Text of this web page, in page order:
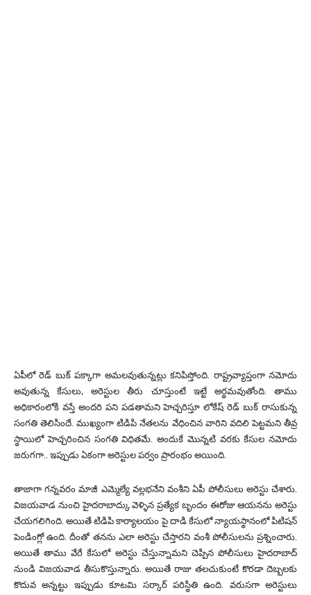
ఏపీలో రెడ్ బుక్ పక్కాగా అమలవుతున్నట్లు కనిపిస్తోంది. రాష్ట్రవ్యాప్తంగా నమోదు
అవుతున్న కేసులు, అరెస్టుల తీరు చూస్తుంటే ఇట్టే అర్థమవుతోంది. తాము
అధికారంలోకి వస్తే అందరి పని పడతామని హెచ్చరిస్తూ లోకేష్ రెడ్ బుక్ రాసుకున్న
సంగతి తెలిసిందే. ముఖ్యంగా టిడిపి నేతలను వేధించిన వారిని వదిలి పెట్టమని తీవ్ర
స్థాయిలో హెచ్చరించిన సంగతి విధితమే. అందుకే మొన్నటి వరకు కేసుల నమోదు
జరుగగా.. ఇప్పుడు ఏకంగా అరెస్టుల పర్వం ప్రారంభం అయింది.
తాజాగా గన్నవరం మాజీ ఎమ్మెల్యే వల్లభనేని వంశీని ఏపీ పోలీసులు అరెస్టు చేశారు.
విజయవాడ నుంచి హైదరాబాద్కు వెళ్ళిన ప్రత్యేక బృందం ఈరోజు ఆయనను అరెస్టు
చేయగలిగింది. అయితే టిడిపి కార్యాలయం పై దాడి కేసులో న్యాయస్థానంలో పిటిషన్
పెండింగ్లో ఉంది. దీంతో తనను ఎలా అరెస్టు చేస్తారని వంశీ పోలీసులను ప్రశ్నించారు.
అయితే తాము వేరే కేసులో అరెస్టు చేస్తున్నామని చెప్పిన పోలీసులు హైదరాబాద్
నుండి విజయవాడ తీసుకొస్తున్నారు. అయితే రాజు తలచుకుంటే కొరడా దెబ్బలకు
కొదువ అన్నట్టు ఇప్పుడు కూటమి సర్కార్ పరిస్థితి ఉంది. వరుసగా అరెస్టులు